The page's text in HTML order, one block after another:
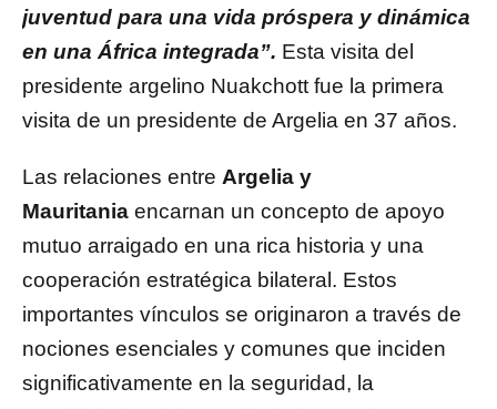
juventud para una vida próspera y dinámica
en una África integrada”. Esta visita del
presidente argelino Nuakchott fue la primera
visita de un presidente de Argelia en 37 años.
Las relaciones entre Argelia y
Mauritania encarnan un concepto de apoyo
mutuo arraigado en una rica historia y una
cooperación estratégica bilateral. Estos
importantes vínculos se originaron a través de
nociones esenciales y comunes que inciden
significativamente en la seguridad, la